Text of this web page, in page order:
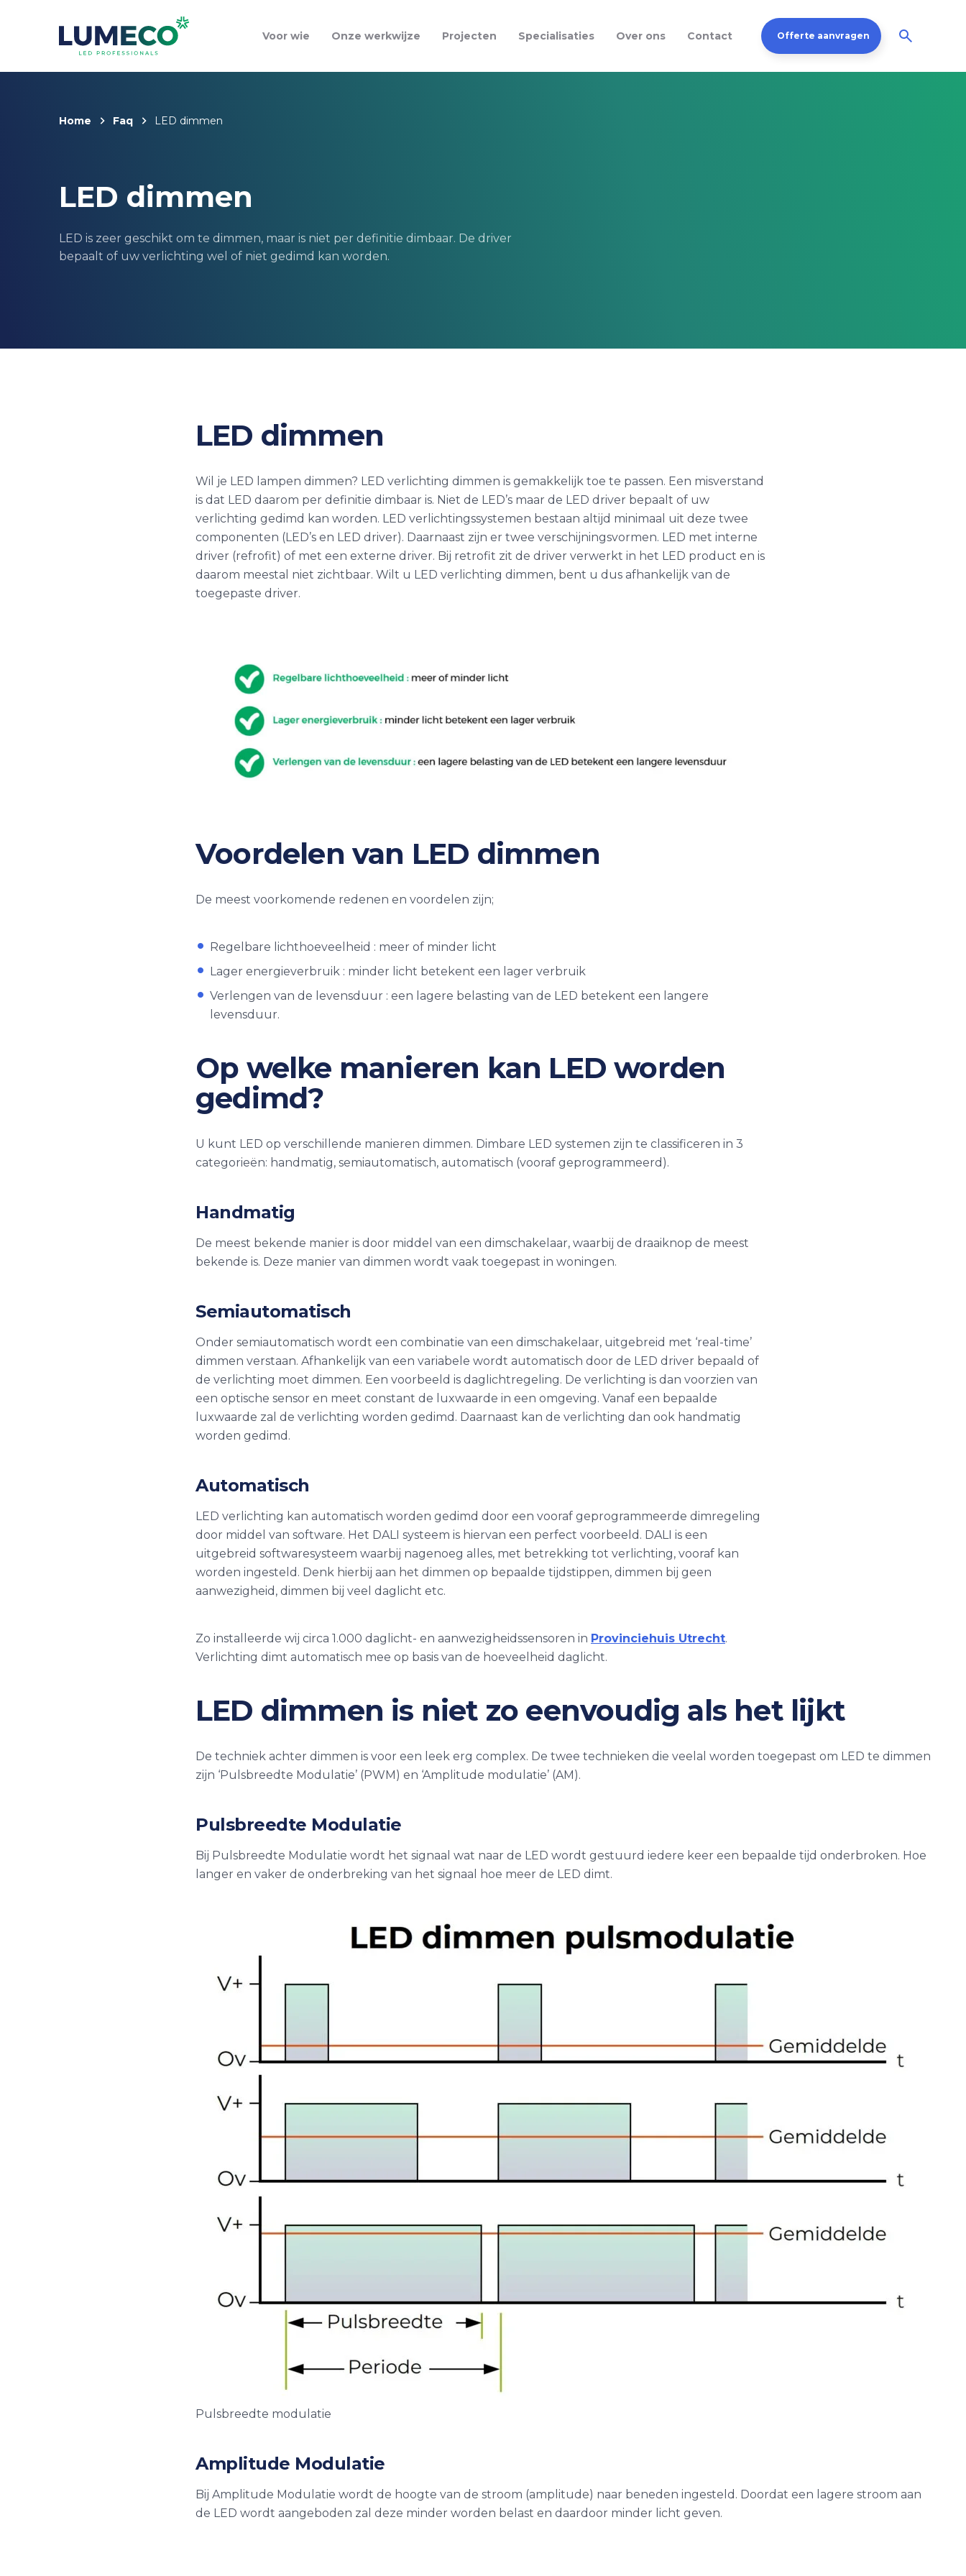
Voor wie Onze werkwijze Projecten Specialisaties Over ons Contact Offerte aanvragen
Home Faq LED dimmen
LED dimmen
LED is zeer geschikt om te dimmen, maar is niet per definitie dimbaar. De driver
bepaalt of uw verlichting wel of niet gedimd kan worden.
LED dimmen
Wil je LED lampen dimmen? LED verlichting dimmen is gemakkelijk toe te passen. Een misverstand
is dat LED daarom per definitie dimbaar is. Niet de LED’s maar de LED driver bepaalt of uw
verlichting gedimd kan worden. LED verlichtingssystemen bestaan altijd minimaal uit deze twee
componenten (LED’s en LED driver). Daarnaast zijn er twee verschijningsvormen. LED met interne
driver (refrofit) of met een externe driver. Bij retrofit zit de driver verwerkt in het LED product en is
daarom meestal niet zichtbaar. Wilt u LED verlichting dimmen, bent u dus afhankelijk van de
toegepaste driver.
Voordelen van LED dimmen
De meest voorkomende redenen en voordelen zijn;
Regelbare lichthoeveelheid : meer of minder licht
Lager energieverbruik : minder licht betekent een lager verbruik
Verlengen van de levensduur : een lagere belasting van de LED betekent een langere
levensduur.
Op welke manieren kan LED worden
gedimd?
U kunt LED op verschillende manieren dimmen. Dimbare LED systemen zijn te classificeren in 3
categorieën: handmatig, semiautomatisch, automatisch (vooraf geprogrammeerd).
Handmatig
De meest bekende manier is door middel van een dimschakelaar, waarbij de draaiknop de meest
bekende is. Deze manier van dimmen wordt vaak toegepast in woningen.
Semiautomatisch
Onder semiautomatisch wordt een combinatie van een dimschakelaar, uitgebreid met ‘real-time’
dimmen verstaan. Afhankelijk van een variabele wordt automatisch door de LED driver bepaald of
de verlichting moet dimmen. Een voorbeeld is daglichtregeling. De verlichting is dan voorzien van
een optische sensor en meet constant de luxwaarde in een omgeving. Vanaf een bepaalde
luxwaarde zal de verlichting worden gedimd. Daarnaast kan de verlichting dan ook handmatig
worden gedimd.
Automatisch
LED verlichting kan automatisch worden gedimd door een vooraf geprogrammeerde dimregeling
door middel van software. Het DALI systeem is hiervan een perfect voorbeeld. DALI is een
uitgebreid softwaresysteem waarbij nagenoeg alles, met betrekking tot verlichting, vooraf kan
worden ingesteld. Denk hierbij aan het dimmen op bepaalde tijdstippen, dimmen bij geen
aanwezigheid, dimmen bij veel daglicht etc.
Zo installeerde wij circa 1.000 daglicht- en aanwezigheidssensoren in Provinciehuis Utrecht.
Verlichting dimt automatisch mee op basis van de hoeveelheid daglicht.
LED dimmen is niet zo eenvoudig als het lijkt
De techniek achter dimmen is voor een leek erg complex. De twee technieken die veelal worden toegepast om LED te dimmen
zijn ‘Pulsbreedte Modulatie’ (PWM) en ‘Amplitude modulatie’ (AM).
Pulsbreedte Modulatie
Bij Pulsbreedte Modulatie wordt het signaal wat naar de LED wordt gestuurd iedere keer een bepaalde tijd onderbroken. Hoe
langer en vaker de onderbreking van het signaal hoe meer de LED dimt.
Pulsbreedte modulatie
Amplitude Modulatie
Bij Amplitude Modulatie wordt de hoogte van de stroom (amplitude) naar beneden ingesteld. Doordat een lagere stroom aan
de LED wordt aangeboden zal deze minder worden belast en daardoor minder licht geven.